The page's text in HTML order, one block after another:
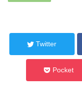
Twitter
Pocket